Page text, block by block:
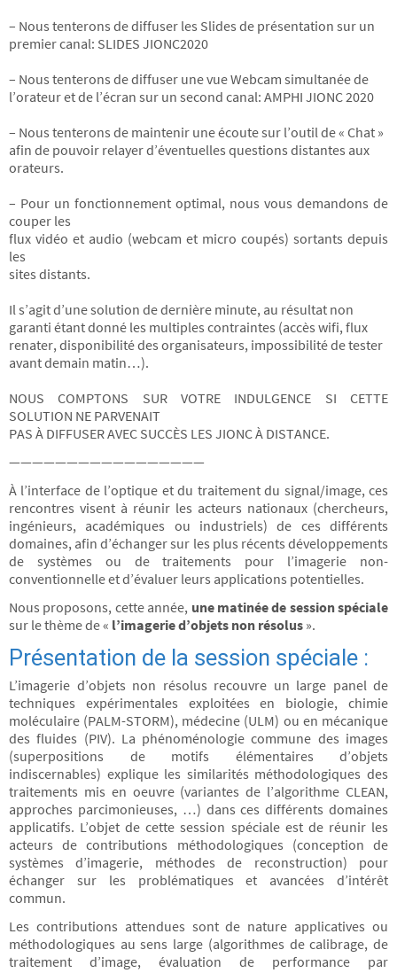
– Nous tenterons de diffuser les Slides de présentation sur un
premier canal: SLIDES JIONC2020
– Nous tenterons de diffuser une vue Webcam simultanée de
l’orateur et de l’écran sur un second canal: AMPHI JIONC 2020
– Nous tenterons de maintenir une écoute sur l’outil de « Chat »
afin de pouvoir relayer d’éventuelles questions distantes aux
orateurs.
– Pour un fonctionnement optimal, nous vous demandons de
couper les
flux vidéo et audio (webcam et micro coupés) sortants depuis
les
sites distants.
Il s’agit d’une solution de dernière minute, au résultat non
garanti étant donné les multiples contraintes (accès wifi, flux
renater, disponibilité des organisateurs, impossibilité de tester
avant demain matin…).
NOUS COMPTONS SUR VOTRE INDULGENCE SI CETTE
SOLUTION NE PARVENAIT
PAS À DIFFUSER AVEC SUCCÈS LES JIONC À DISTANCE.
—————————————————
À l’interface de l’optique et du traitement du signal/image, ces
rencontres visent à réunir les acteurs nationaux (chercheurs,
ingénieurs, académiques ou industriels) de ces différents
domaines, afin d’échanger sur les plus récents développements
de systèmes ou de traitements pour l’imagerie non-
conventionnelle et d’évaluer leurs applications potentielles.
Nous proposons, cette année, une matinée de session spéciale
sur le thème de « l’imagerie d’objets non résolus ».
Présentation de la session spéciale :
L’imagerie d’objets non résolus recouvre un large panel de
techniques expérimentales exploitées en biologie, chimie
moléculaire (PALM-STORM), médecine (ULM) ou en mécanique
des fluides (PIV). La phénoménologie commune des images
(superpositions de motifs élémentaires d’objets
indiscernables) explique les similarités méthodologiques des
traitements mis en oeuvre (variantes de l’algorithme CLEAN,
approches parcimonieuses, …) dans ces différents domaines
applicatifs. L’objet de cette session spéciale est de réunir les
acteurs de contributions méthodologiques (conception de
systèmes d’imagerie, méthodes de reconstruction) pour
échanger sur les problématiques et avancées d’intérêt
commun.
Les contributions attendues sont de nature applicatives ou
méthodologiques au sens large (algorithmes de calibrage, de
traitement d’image, évaluation de performance par